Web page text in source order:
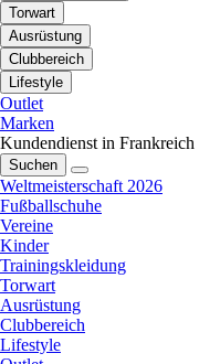
Torwart
Ausrüstung
Clubbereich
Lifestyle
Outlet
Marken
Kundendienst in Frankreich
Suchen
Weltmeisterschaft 2026
Fußballschuhe
Vereine
Kinder
Trainingskleidung
Torwart
Ausrüstung
Clubbereich
Lifestyle